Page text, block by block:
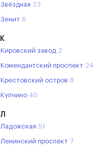
Звёздная 23
Зенит 6
К
Кировский завод 2
Комендантский проспект 24
Крестовский остров 8
Купчино 40
Л
Ладожская 51
Ленинский проспект 7